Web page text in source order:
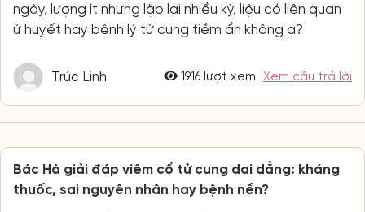
ngày, lượng ít nhưng lặp lại nhiều kỳ, liệu có liên quan
ứ huyết hay bệnh lý tử cung tiềm ẩn không ạ?
Trúc Linh 1916 lượt xem Xem câu trả lời
Bác Hà giải đáp viêm cổ tử cung dai dẳng: kháng
thuốc, sai nguyên nhân hay bệnh nền?